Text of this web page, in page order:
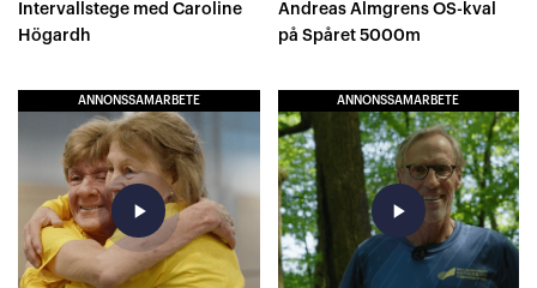
Intervallstege med Caroline
Högardh
Andreas Almgrens OS-kval
på Spåret 5000m
ANNONSSAMARBETE
play_arrow
ANNONSSAMARBETE
play_arrow